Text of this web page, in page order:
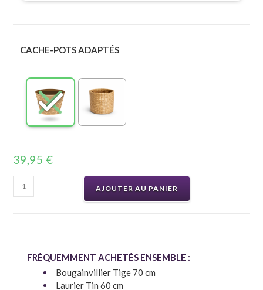
CACHE-POTS ADAPTÉS
39,95€
AJOUTER AU PANIER
FRÉQUEMMENT ACHETÉS ENSEMBLE :
Bougainvillier Tige 70 cm
Laurier Tin 60 cm